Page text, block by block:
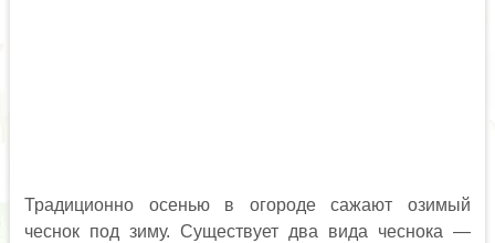
Традиционно осенью в огороде сажают озимый
чеснок под зиму. Существует два вида чеснока —